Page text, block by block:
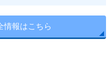
情報はこちら